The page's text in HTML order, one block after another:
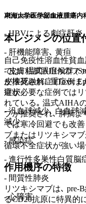
- Infusion reaction
- HBVによる劇症肝炎
- 肝機能障害､ 黄疸
- 皮膚粘膜眼症候群
皮壊死融解症 (Toxic
症状
- 汎血球減少､ 白血球
減少
- 感染症
- 進行性多巣性白質脳
- 間質性肺炎
- 心障害
東海大学医学部血液腫瘍内
本レジメンの位置
自己免疫性溶血性貧
では､ 温式AIHAのフ
が推奨され､ 重症例
避が必要な症例では
れている｡ 温式AIHA
ブが推奨され､ 脾摘
では寒冷回避でも改
ブまたはリツキシマ
循環不全症状が強い
作用機序の特徴
リツキシマブは､ pre-
るCD20抗原に特異的